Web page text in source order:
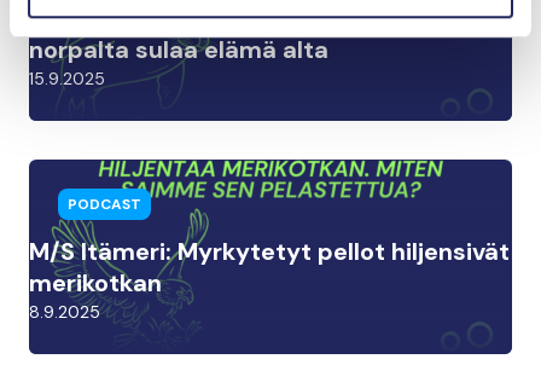
M/S Itämeri: Perhetragedia Itämerellä –
norpalta sulaa elämä alta
15.9.2025
PODCAST
M/S Itämeri: Myrkytetyt pellot hiljensivät
merikotkan
8.9.2025